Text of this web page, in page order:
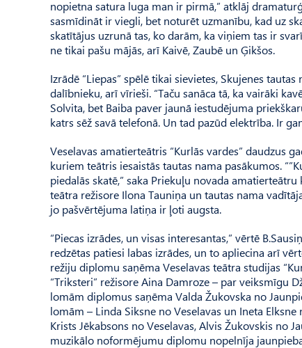
nopietna satura luga man ir pirmā,” atklāj
sasmīdināt ir viegli, bet noturēt uzmanību, kad uz
skatītājus uzrunā tas, ko darām, ka viņiem tas ir
ne tikai pašu mājās, arī Kaivē, Zaubē un Ģikšos.
Izrādē “Liepas” spēlē tikai sievietes, Skujenes
dalībnieku, arī vīrieši. “Taču sanāca tā, ka vairāki
Solvita, bet Baiba paver jaunā iestudējuma
katrs sēž savā telefonā. Un tad pazūd elektrība. Ir
Veselavas amatierteātris “Kurlās vardes” daudzus
kuriem teātris iesaistās tautas nama pasākumos.
piedalās skatē,” saka Priekuļu novada
teātra režisore Ilona Tauniņa un tautas nama
jo paš­vērtējuma latiņa ir ļoti augsta.
“Piecas izrādes, un visas interesantas,” vērtē
redzētas patiesi labas izrādes, un to apliecina arī
režiju diplomu saņēma Veselavas teātra studijas
“Triksteri” režisore Aina Damroze – par veiksmīgu
lomām diplomus saņēma Valda Žukovska no
lomām – Linda Siksne no Veselavas un Ineta
Krists Jēkabsons no Veselavas, Alvis Žukovskis no
muzikālo noformējumu diplomu nopelnīja